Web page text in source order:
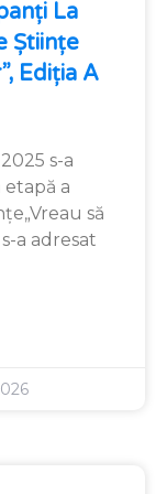
La
Științe
Ediția A
s-a
etapă a
să
a adresat